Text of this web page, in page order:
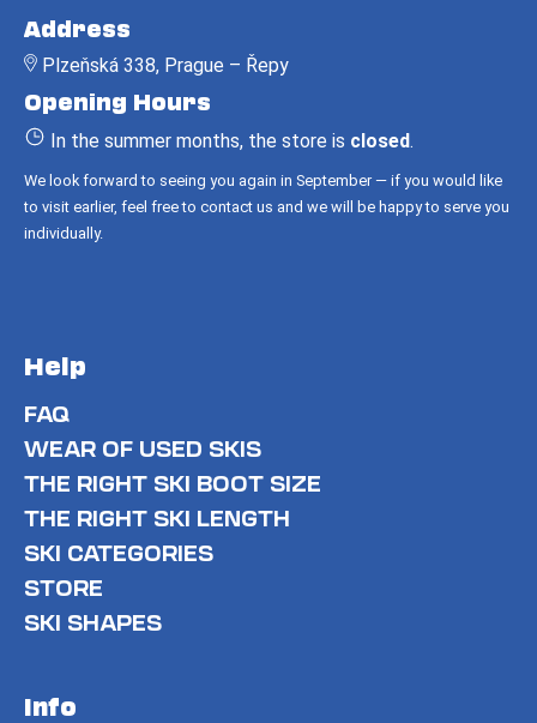
Address
Plzeňská 338, Prague – Řepy
Opening Hours
In the summer months, the store is closed.
We look forward to seeing you again in September — if you would like
to visit earlier, feel free to contact us and we will be happy to serve you
individually.
Help
FAQ
WEAR OF USED SKIS
THE RIGHT SKI BOOT SIZE
THE RIGHT SKI LENGTH
SKI CATEGORIES
STORE
SKI SHAPES
Info